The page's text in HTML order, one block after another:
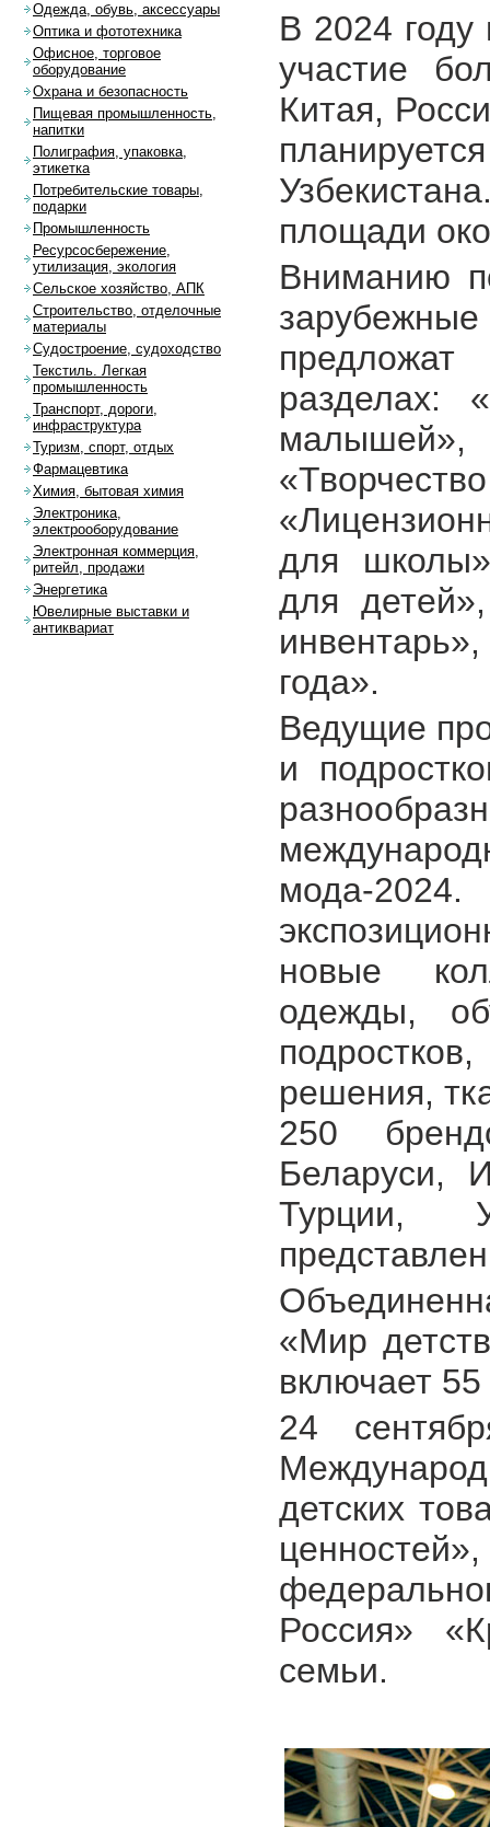
В 2024 году
участие
Китая,
площади
Вниманию
разделах:
для
для
года».
Ведущие
и
мода-
новые
одежды,
решения,
250
Беларуси,
Турции,
«Мир
включает
24
детских
Россия»
семьи.
Одежда, обувь, аксессуары
Оптика и фототехника
Офисное, торговое
оборудование
Охрана и безопасность
Пищевая промышленность,
напитки
Полиграфия, упаковка,
этикетка
Потребительские товары,
подарки
Промышленность
Ресурсосбережение,
утилизация, экология
Сельское хозяйство, АПК
Строительство, отделочные
материалы
Судостроение, судоходство
Текстиль. Легкая
промышленность
Транспорт, дороги,
инфраструктура
Туризм, спорт, отдых
Фармацевтика
Химия, бытовая химия
Электроника,
электрооборудование
Электронная коммерция,
ритейл, продажи
Энергетика
Ювелирные выставки и
антиквариат